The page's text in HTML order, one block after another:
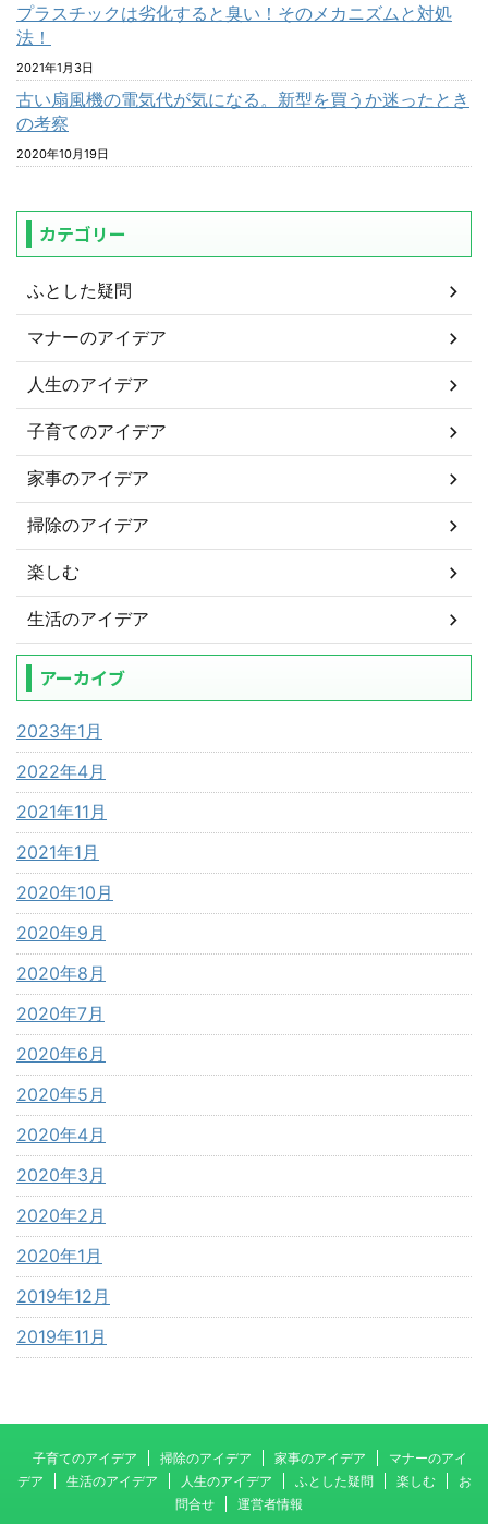
プラスチックは劣化すると臭い！そのメカニズムと対処
法！
2021年1月3日
古い扇風機の電気代が気になる。新型を買うか迷ったとき
の考察
2020年10月19日
カテゴリー
ふとした疑問
マナーのアイデア
人生のアイデア
子育てのアイデア
家事のアイデア
掃除のアイデア
楽しむ
生活のアイデア
アーカイブ
2023年1月
2022年4月
2021年11月
2021年1月
2020年10月
2020年9月
2020年8月
2020年7月
2020年6月
2020年5月
2020年4月
2020年3月
2020年2月
2020年1月
2019年12月
2019年11月
子育てのアイデア 掃除のアイデア 家事のアイデア
マナーのアイ
デア
生活のアイデア 人生のアイデア ふとした疑問 楽しむ
お
問合せ
運営者情報